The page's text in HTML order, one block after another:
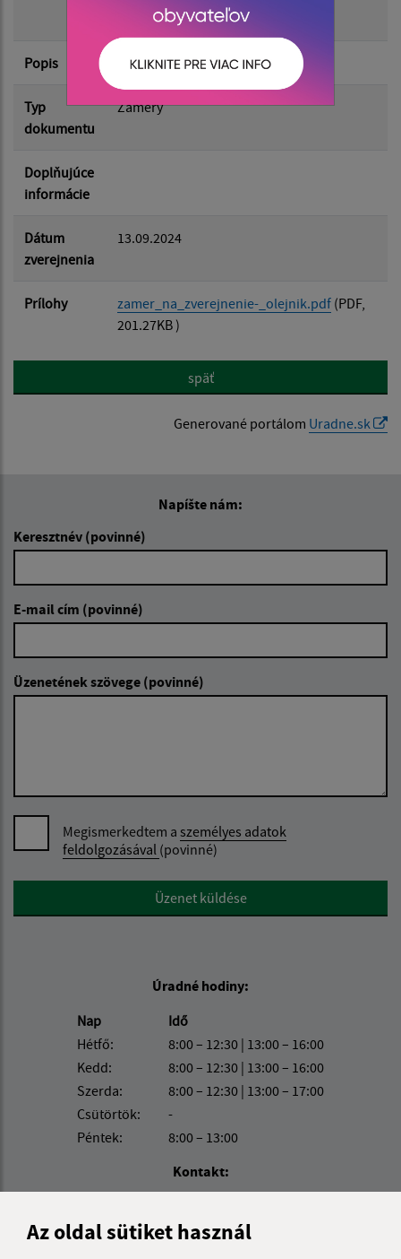
Az oldal sütiket használ
Filtrovať Reset
osobitného zreteľa
Popis
Typ
dokumentu
Zámery
Doplňujúce
informácie
Dátum
zverejnenia
13.09.2024
Prílohy zamer_na_zverejnenie-_olejnik.pdf (PDF,
201.27KB )
späť
Generované portálom Uradne.sk
Napíšte nám:
Keresztnév (povinné)
E-mail cím (povinné)
Üzenetének szövege (povinné)
Megismerkedtem a személyes adatok
feldolgozásával (povinné)
Google reCaptcha ResponseÜzenet küldése
Úradné hodiny:
Nap
Idő
Hétfő:
8:00 – 12:30 | 13:00 – 16:00
Kedd:
8:00 – 12:30 | 13:00 – 16:00
Szerda:
8:00 – 12:30 | 13:00 – 17:00
Csütörtök:
-
Péntek:
8:00 – 13:00
Kontakt:
Obecný úrad (Nagyida)